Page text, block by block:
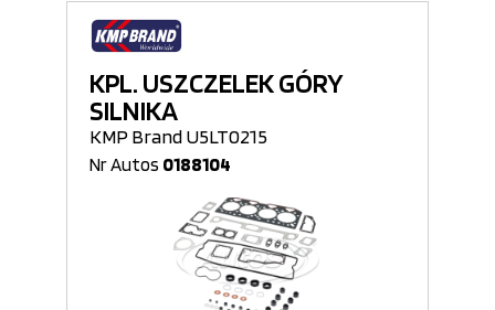
KPL. USZCZELEK GÓRY
SILNIKA
KMP Brand U5LT0215
Nr Autos 0188104